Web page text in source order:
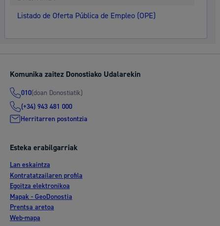
Listado de Oferta Pública de Empleo (OPE)
Komunika zaitez Donostiako Udalarekin
010(doan Donostiatik)
(+34) 943 481 000
Herritarren postontzia
Esteka erabilgarriak
Lan eskaintza
Kontratatzailaren profila
Egoitza elektronikoa
Mapak - GeoDonostia
Prentsa aretoa
Web-mapa